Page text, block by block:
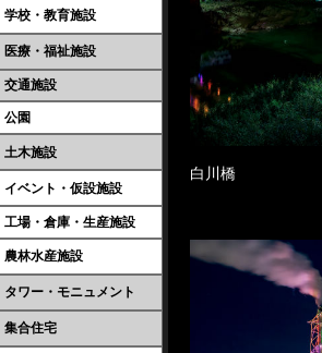
学校・教育施設
医療・福祉施設
交通施設
公園
土木施設
イベント・仮設施設
工場・倉庫・生産施設
農林水産施設
タワー・モニュメント
集合住宅
白川橋